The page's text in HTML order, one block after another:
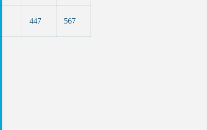
447 567